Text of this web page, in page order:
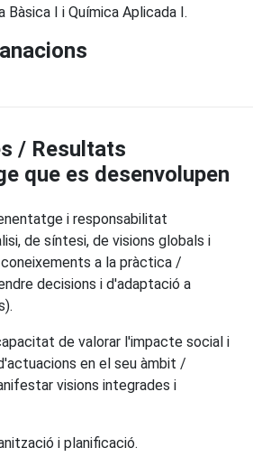
Bàsica I i Química Aplicada I.
/ Resultats
que es desenvolupen
i responsabilitat
de síntesi, de visions globals i
a la pràctica /
decisions i d'adaptació a
de valorar l'impacte social i
en el seu àmbit /
visions integrades i
i planificació.